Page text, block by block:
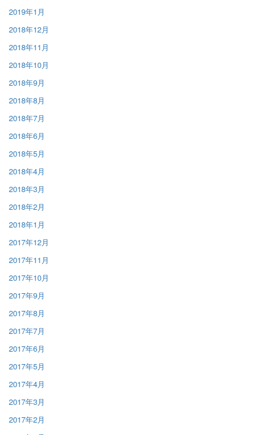
2019年1月
2018年12月
2018年11月
2018年10月
2018年9月
2018年8月
2018年7月
2018年6月
2018年5月
2018年4月
2018年3月
2018年2月
2018年1月
2017年12月
2017年11月
2017年10月
2017年9月
2017年8月
2017年7月
2017年6月
2017年5月
2017年4月
2017年3月
2017年2月